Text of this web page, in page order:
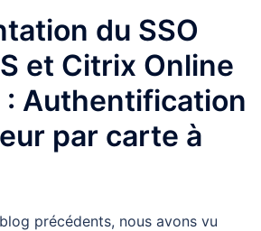
du SSO
et Citrix Online
: Authentification
par carte à
précédents, nous avons vu